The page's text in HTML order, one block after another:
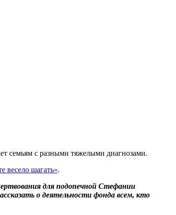
семьям с разными тяжелыми диагнозами.
весело шагать».
для подопечной Стефании
о деятельности фонда всем, кто